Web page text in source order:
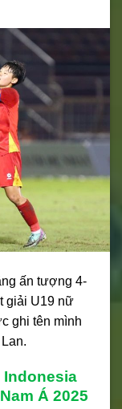
ấn tượng 4-
giải U19 nữ
ghi tên mình
Indonesia
Á 2025